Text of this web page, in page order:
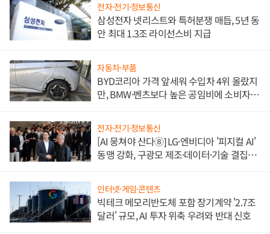
전자·전기·정보통신
삼성전자 넷리스트와 특허분쟁 매듭, 5년 동
안 최대 1.3조 라이선스비 지급
자동차·부품
BYD코리아 가격 앞세워 수입차 4위 올랐지
만, BMW·벤츠보다 높은 공임비에 소비자
전자·전기·정보통신
[AI 뭉쳐야 산다⑧] LG·엔비디아 '피지컬 AI'
동맹 강화, 구광모 제조·데이터·기술 결집
인터넷·게임·콘텐츠
빅테크 메모리반도체 포함 장기계약 '2.7조
달러' 규모, AI 투자 위축 우려와 반대 신호